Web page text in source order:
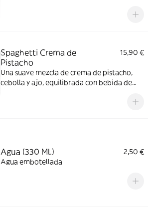
Spaghetti Crema de
Pistacho
15,90 €
Una suave mezcla de crema de pistacho,
cebolla y ajo, equilibrada con bebida de
Agua (330 Ml.)
2,50 €
Agua embotellada